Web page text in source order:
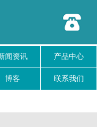
闻资讯 产品中心
博客 联系我们